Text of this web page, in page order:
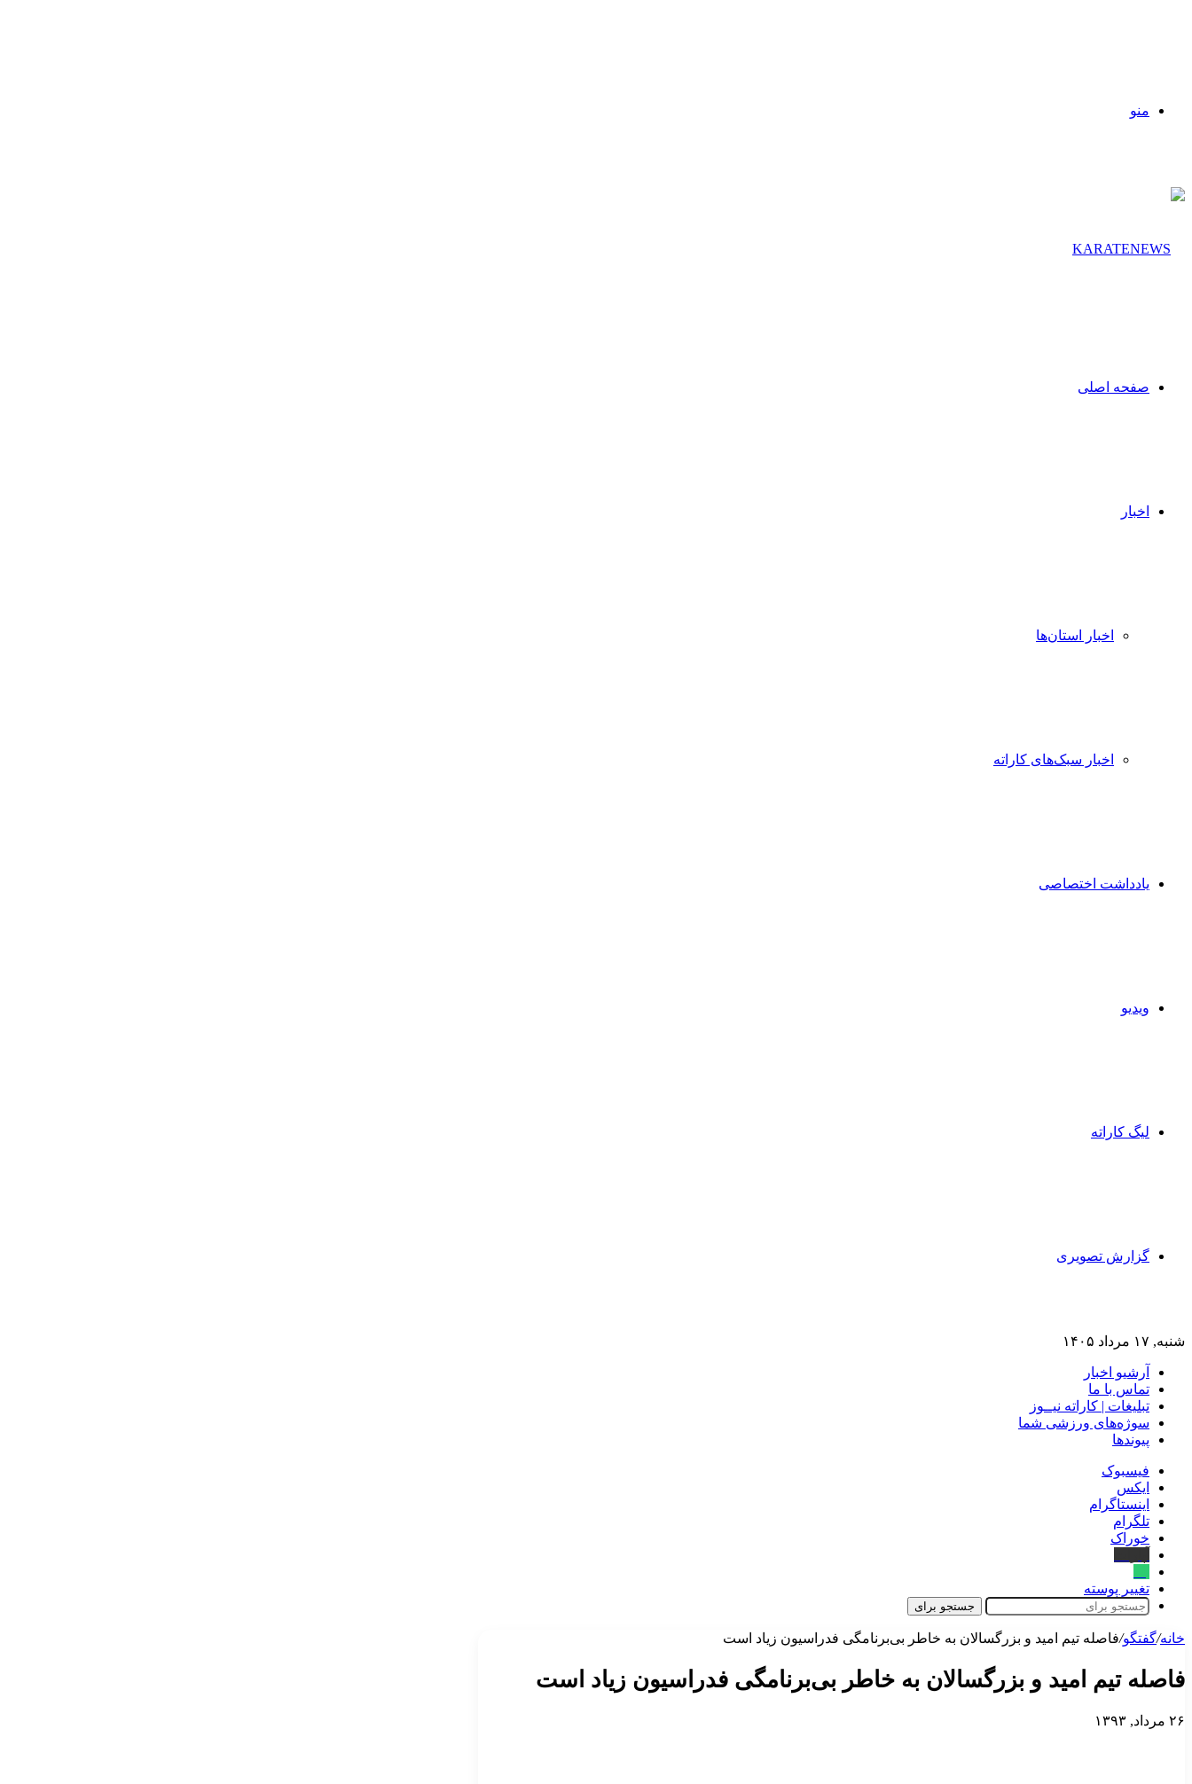
منو
صفحه اصلی
اخبار
اخبار استان‌ها
اخبار سبک‌های کاراته
یادداشت اختصاصی
ویدیو
لیگ کاراته
گزارش تصویری
شنبه, ۱۷ مرداد ۱۴۰۵
آرشیو اخبار
تماس‌ با‌ ما
تبلیغات | کاراته نیــوز
سوژه‌های ورزشی شما
پیوندها
فیسبوک
ایکس
اینستاگرام
تلگرام
خوراک
تغییر پوسته
جستجو برای
خانه/گفتگو/فاصله تیم امید و بزرگسالان به خاطر بی‌برنامگی فدراسیون زیاد است
فاصله تیم امید و بزرگسالان به خاطر بی‌برنامگی فدراسیون زیاد است
۲۶ مرداد, ۱۳۹۳